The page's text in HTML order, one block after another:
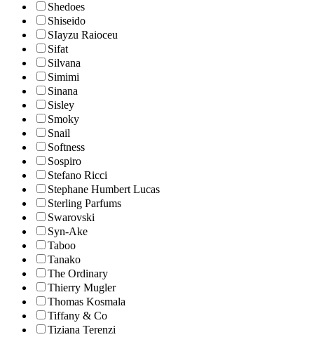
Shedoes
Shiseido
SIayzu Raioceu
Sifat
Silvana
Simimi
Sinana
Sisley
Smoky
Snail
Softness
Sospiro
Stefano Ricci
Stephane Humbert Lucas
Sterling Parfums
Swarovski
Syn-Ake
Taboo
Tanako
The Ordinary
Thierry Mugler
Thomas Kosmala
Tiffany & Co
Tiziana Terenzi